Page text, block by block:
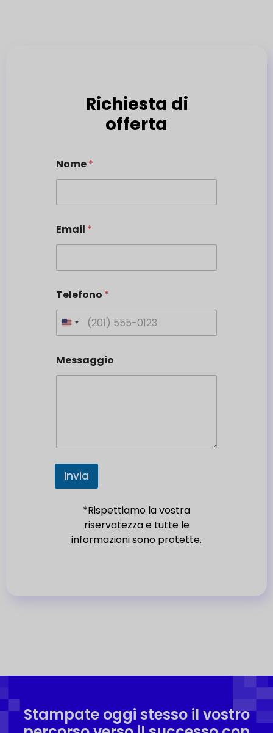
Richiesta di
offerta
Nome*
Email *
Telefono *
U
n
i
e
s
Messaggio
Invia
*Rispettiamo la vostra
riservatezza e tutte le
informazioni sono protette.
Stampate oggi stesso il vostro